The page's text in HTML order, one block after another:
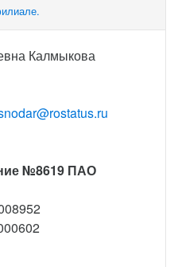
Калмыкова
№8619 ПАО